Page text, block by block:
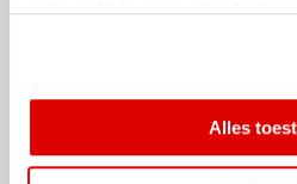
ga je hiermee akkoord. Je kunt
Alles
De kennismaking met AVIA VOLT
aan. We werken samen met een
land, maar ik dacht: het zou fijn zijn
voor onder andere korte vragen. Dat